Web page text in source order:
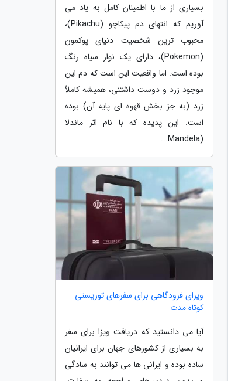
بسیاری از ما با اطمینان کامل به یاد می
آوریم که انتهای دم پیکاچو (Pikachu)،
محبوب ترین شخصیت دنیای پوکمون
(Pokemon)، دارای یک نوار سیاه رنگ
بوده است. اما واقعیت این است که دم این
موجود زرد و دوست داشتنی، همیشه کاملاً
زرد (به جز بخش قهوه ای پایه آن) بوده
است. این پدیده که با نام اثر ماندلا
(Mandela...
ویزای فرودگاهی برای سفرهای توریستی
کوتاه مدت
آیا می دانستید که دریافت ویزا برای سفر
به بسیاری از کشورهای جهان برای ایرانیان
ساده بوده و ایرانی ها می توانند به سادگی